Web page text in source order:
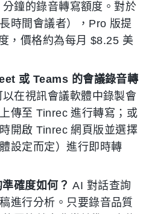
鐘的錄音轉寫額度。對於
時間會議者），Pro 版提
，價格約為每月 $8.25 美
或 Teams 的會議錄音轉
以在視訊會議軟體中錄製會
傳至 Tinrec 進行轉寫；或
開啟 Tinrec 網頁版並選擇
設定而定）進行即時轉
確度如何？ AI 對話查詢
進行分析。只要錄音品質